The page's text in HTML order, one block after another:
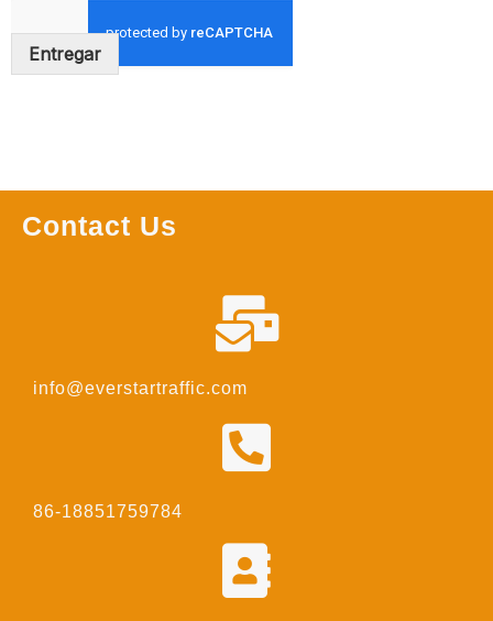
Entregar
Contact Us
info@everstartraffic.com
86-18851759784